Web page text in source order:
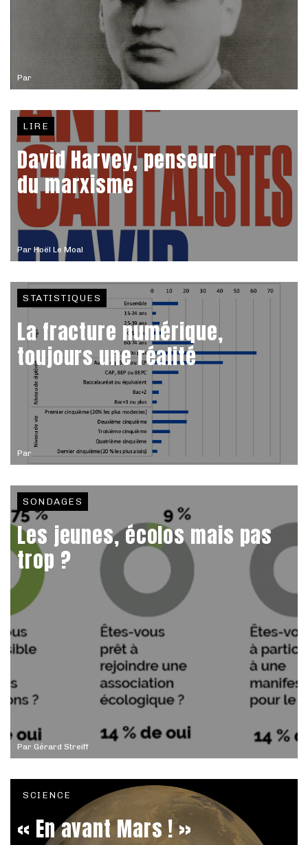
Par
Par Hoël Le Moal
LIRE
David Harvey, penseur
du marxisme
Par
STATISTIQUES
La fracture numérique,
toujours une réalité
Par Gérard Streiff
SONDAGES
Les jeunes, écolos mais pas
trop ?
SCIENCE
« En avant Mars ! »